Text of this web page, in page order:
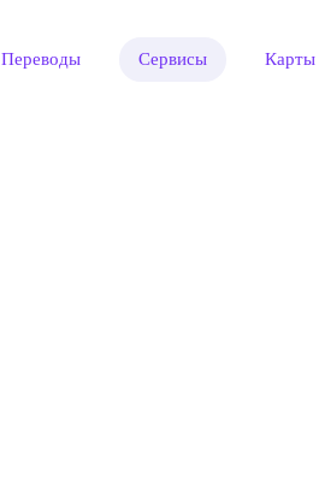
Переводы Сервисы Карты